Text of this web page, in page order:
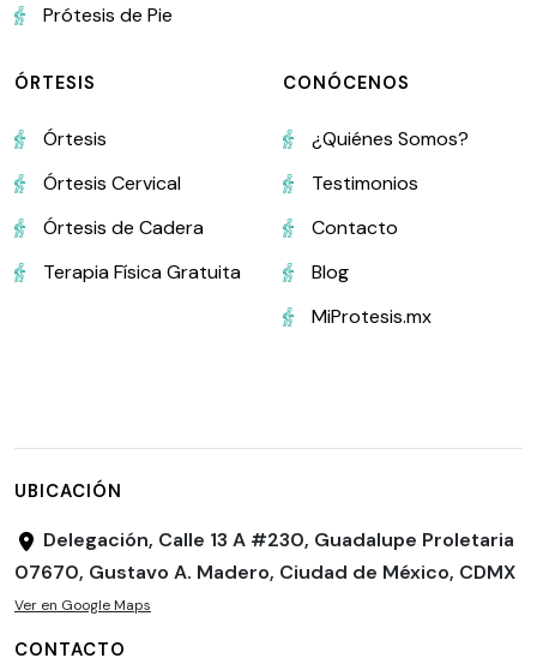
Prótesis de Pie
ÓRTESIS
Órtesis
Órtesis Cervical
Órtesis de Cadera
Terapia Física Gratuita
CONÓCENOS
¿Quiénes Somos?
Testimonios
Contacto
Blog
MiProtesis.mx
UBICACIÓN
Delegación, Calle 13 A #230, Guadalupe Proletaria
07670, Gustavo A. Madero, Ciudad de México, CDMX
Ver en Google Maps
CONTACTO